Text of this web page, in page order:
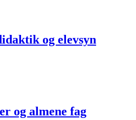
og elevsyn
og almene fag